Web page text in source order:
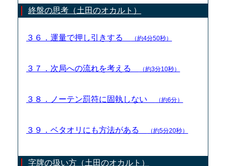
終盤の思考（土田のオカルト）
３６．運量で押し引きする （約4分50秒）
３７．次局への流れを考える （約3分10秒）
３８．ノーテン罰符に固執しない （約6分）
３９．ベタオリにも方法がある （約5分20秒）
字牌の扱い方（土田のオカルト）